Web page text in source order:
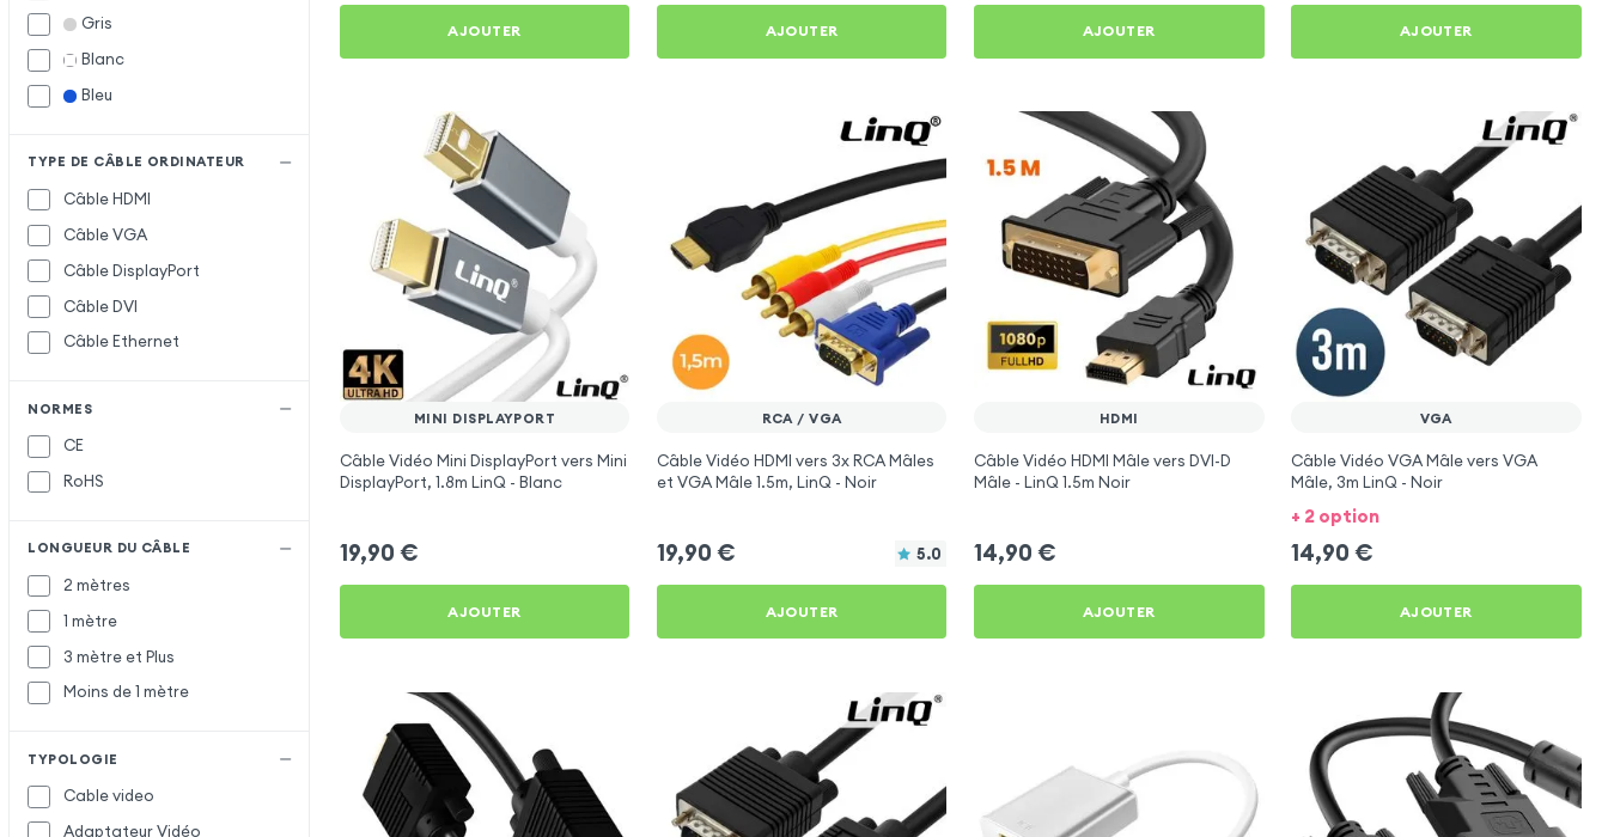
Gris
Blanc
Bleu
TYPE DE CÂBLE ORDINATEUR
Câble HDMI
Câble VGA
Câble DisplayPort
Câble DVI
Câble Ethernet
NORMES
CE
RoHS
LONGUEUR DU CÂBLE
2 mètres
1 mètre
3 mètre et Plus
Moins de 1 mètre
TYPOLOGIE
Cable video
Adaptateur Vidéo
AJOUTER AJOUTER AJOUTER AJOUTER
MINI DISPLAYPORT
Câble Vidéo Mini DisplayPort vers Mini
DisplayPort, 1.8m LinQ - Blanc
19,90 €
AJOUTER
RCA / VGA
Câble Vidéo HDMI vers 3x RCA Mâles
et VGA Mâle 1.5m, LinQ - Noir
19,90 € 5.0
AJOUTER
HDMI
Câble Vidéo HDMI Mâle vers DVI-D
Mâle - LinQ 1.5m Noir
14,90 €
AJOUTER
VGA
Câble Vidéo VGA Mâle vers VGA
Mâle, 3m LinQ - Noir
+ 2 option
14,90 €
AJOUTER